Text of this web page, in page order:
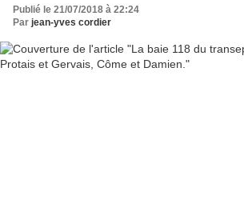
Publié le 21/07/2018 à 22:24
Par jean-yves cordier